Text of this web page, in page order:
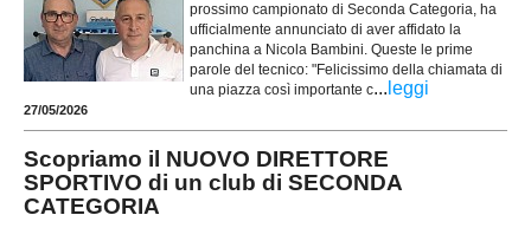
prossimo campionato di Seconda Categoria, ha
ufficialmente annunciato di aver affidato la
panchina a Nicola Bambini. Queste le prime
parole del tecnico: "Felicissimo della chiamata di
una piazza così importante c... leggi
27/05/2026
Scopriamo il NUOVO DIRETTORE
SPORTIVO di un club di SECONDA
CATEGORIA